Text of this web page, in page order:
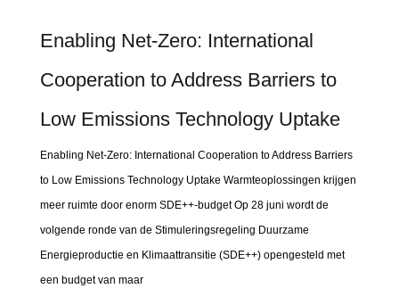
Enabling Net-Zero: International
Cooperation to Address Barriers to
Low Emissions Technology Uptake
Enabling Net-Zero: International Cooperation to Address Barriers
to Low Emissions Technology Uptake Warmteoplossingen krijgen
meer ruimte door enorm SDE++-budget Op 28 juni wordt de
volgende ronde van de Stimuleringsregeling Duurzame
Energieproductie en Klimaattransitie (SDE++) opengesteld met
een budget van maar